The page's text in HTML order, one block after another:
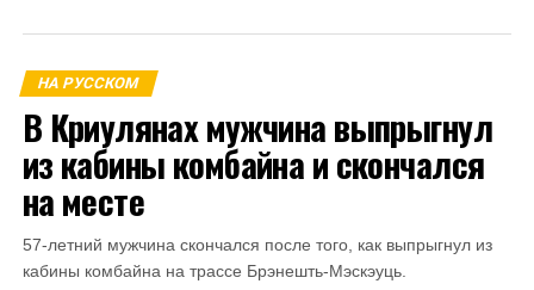
La 21 aprilie 2023, aflându-se în apartamentul părții
vătămate din mun.Bălți a primit o parte din sumă și anume
1000 de lei.
НА РУССКОМ
В Криулянах мужчина выпрыгнул
из кабины комбайна и скончался
на месте
57-летний мужчина скончался после того, как выпрыгнул из
кабины комбайна на трассе Брэнешть-Мэскэуць.